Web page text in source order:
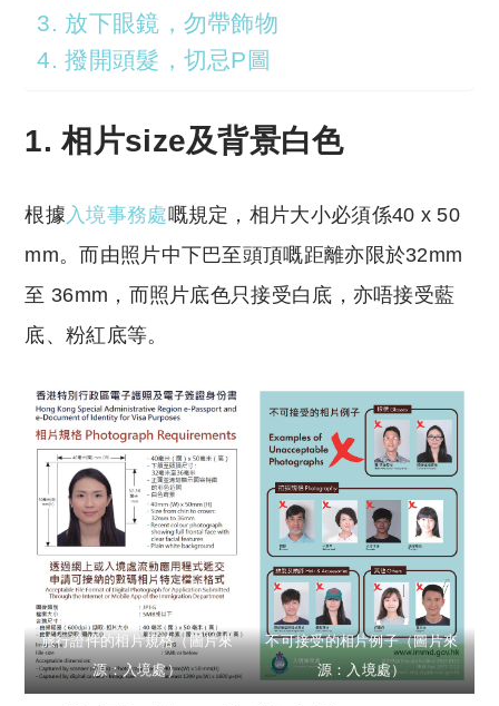
3. 放下眼鏡，勿帶飾物
4. 撥開頭髮，切忌P圖
1. 相片size及背景白色
根據 入境事務處嘅規定，相片大小必須係40 x 50
mm。而由照片中下巴至頭頂嘅距離亦限於32mm
至 36mm，而照片底色只接受白底，亦唔接受藍
底、粉紅底等。
旅行證件的相片規格（圖片來
源：入境處）
不可接受的相片例子（圖片來
源：入境處）